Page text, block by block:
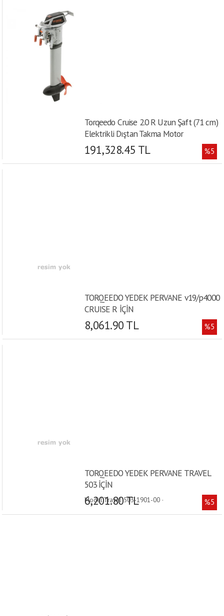
Torqeedo Cruise 2.0 R Uzun Şaft (71 cm)
Elektrikli Dıştan Takma Motor
191,328.45 TL %5
TORQEEDO YEDEK PERVANE v19/p4000
CRUISE R İÇİN
8,061.90 TL %5
TORQEEDO YEDEK PERVANE TRAVEL
503 İÇİN
Model:Travel 503-1901-00 ·
6,201.80 TL %5